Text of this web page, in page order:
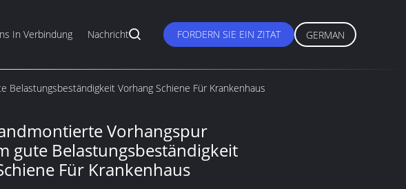
In Verbindung Nachricht FORDERN SIE EIN ZITAT GERMAN
Belastungsbeständigkeit Vorhang Schiene Für Krankenhaus
Vorhangspur
gute Belastungsbeständigkeit
Für Krankenhaus